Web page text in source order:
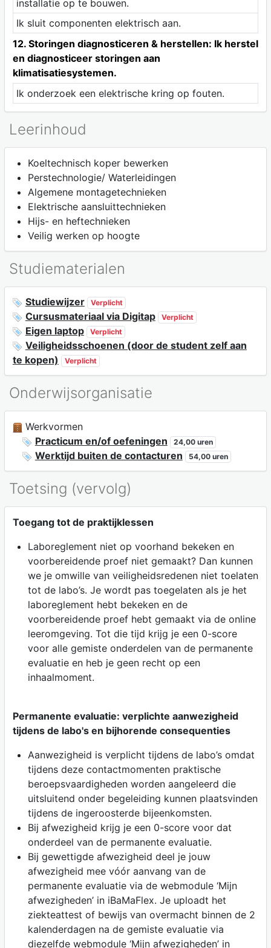
installatie op te bouwen.
Ik sluit componenten elektrisch aan.
12. Storingen diagnosticeren & herstellen: Ik herstel
en diagnosticeer storingen aan
klimatisatiesystemen.
Ik onderzoek een elektrische kring op fouten.
Leerinhoud
Koeltechnisch koper bewerken
Perstechnologie/ Waterleidingen
Algemene montagetechnieken
Elektrische aansluittechnieken
Hijs- en heftechnieken
Veilig werken op hoogte
Studiematerialen
Studiewijzer Verplicht
Cursusmateriaal via Digitap Verplicht
Eigen laptop Verplicht
Veiligheidsschoenen (door de student zelf aan
te kopen)
Verplicht
Onderwijsorganisatie
Werkvormen
Practicum en/of oefeningen
24,00 uren
Werktijd buiten de contacturen 54,00 uren
Toetsing (vervolg)
Toegang tot de praktijklessen
Laboreglement niet op voorhand bekeken en
voorbereidende proef niet gemaakt? Dan kunnen
we je omwille van veiligheidsredenen niet toelaten
tot de labo’s. Je wordt pas toegelaten als je het
laboreglement hebt bekeken en de
voorbereidende proef hebt gemaakt via de online
leeromgeving. Tot die tijd krijg je een 0-score
voor alle gemiste onderdelen van de permanente
evaluatie en heb je geen recht op een
inhaalmoment.
Permanente evaluatie: verplichte aanwezigheid
tijdens de labo's en bijhorende consequenties
Aanwezigheid is verplicht tijdens de labo’s omdat
tijdens deze contactmomenten praktische
beroepsvaardigheden worden aangeleerd die
uitsluitend onder begeleiding kunnen plaatsvinden
tijdens de ingeroosterde bijeenkomsten.
Bij afwezigheid krijg je een 0-score voor dat
onderdeel van de permanente evaluatie.
Bij gewettigde afwezigheid deel je jouw
afwezigheid mee vóór aanvang van de
permanente evaluatie via de webmodule ‘Mijn
afwezigheden’ in iBaMaFlex. Je uploadt het
ziekteattest of bewijs van overmacht binnen de 2
kalenderdagen na de gemiste evaluatie via
diezelfde webmodule ‘Mijn afwezigheden’ in